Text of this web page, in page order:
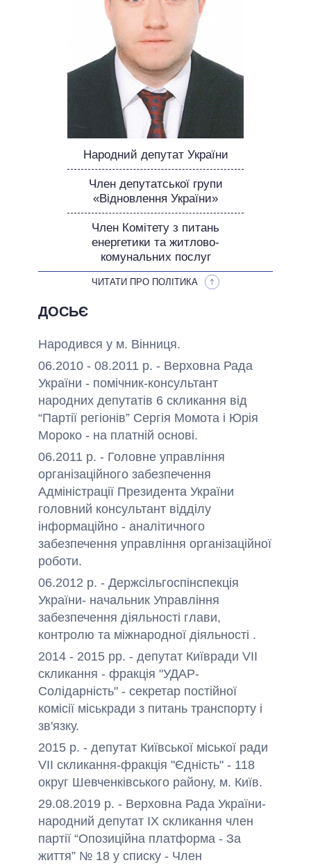
ОБІЦЯНКИ У ПРОЦЕСІ
ВСІ ОБІЦЯНКИ
АРХІВНІ ОБІЦЯНКИ
Народний депутат України
Член депутатської групи
«Відновлення України»
Член Комітету з питань
енергетики та житлово-
комунальних послуг
ЧИТАТИ ПРО ПОЛІТИКА
ДОСЬЄ
Народився у м. Вінниця.
06.2010 - 08.2011 р. - Верховна Рада
України - помічник-консультант
народних депутатів 6 скликання від
“Партії регіонів” Сергія Момота і Юрія
Мороко - на платній основі.
06.2011 р. - Головне управління
організаційного забезпечення
Адміністрації Президента України
головний консультант відділу
інформаційно - аналітичного
забезпечення управління організаційної
роботи.
06.2012 р. - Держсільгоспінспекція
України- начальник Управління
забезпечення діяльності глави,
контролю та міжнародної діяльності .
2014 - 2015 рр. - депутат Київради VII
скликання - фракція "УДАР-
Солідарність" - секретар постійної
комісії міськради з питань транспорту і
зв'язку.
2015 р. - депутат Київської міської ради
VII скликання-фракція "Єдність" - 118
округ Шевченківського району, м. Київ.
29.08.2019 р. - Верховна Рада України-
народний депутат IX скликання член
партії “Опозиційна платформа - За
життя” № 18 у списку - Член